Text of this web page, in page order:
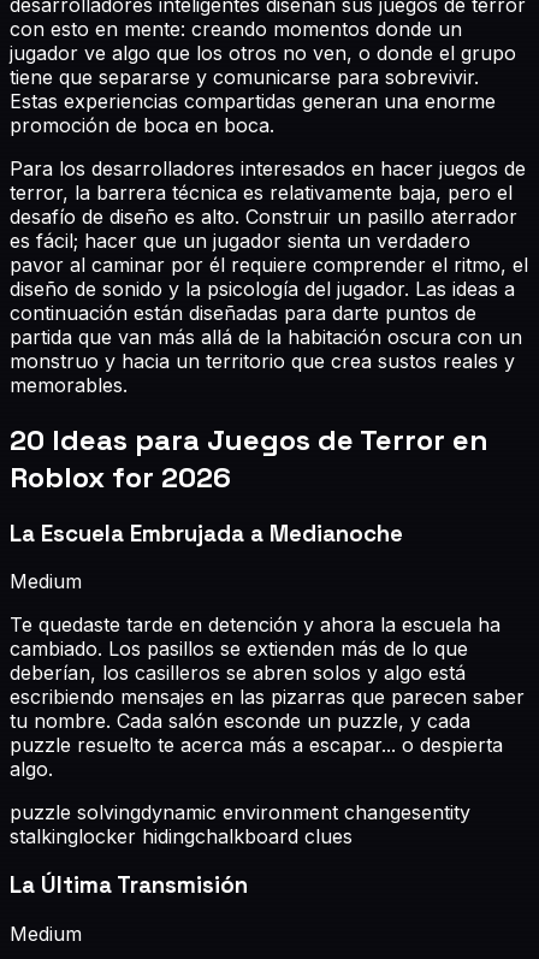
con esto en mente: creando momentos donde un
jugador ve algo que los otros no ven, o donde el grupo
tiene que separarse y comunicarse para sobrevivir.
Estas experiencias compartidas generan una enorme
promoción de boca en boca.
Para los desarrolladores interesados en hacer juegos de
terror, la barrera técnica es relativamente baja, pero el
desafío de diseño es alto. Construir un pasillo aterrador
es fácil; hacer que un jugador sienta un verdadero
pavor al caminar por él requiere comprender el ritmo, el
diseño de sonido y la psicología del jugador. Las ideas a
continuación están diseñadas para darte puntos de
partida que van más allá de la habitación oscura con un
monstruo y hacia un territorio que crea sustos reales y
memorables.
20 Ideas para Juegos de Terror en
Roblox for 2026
La Escuela Embrujada a Medianoche
Medium
Te quedaste tarde en detención y ahora la escuela ha
cambiado. Los pasillos se extienden más de lo que
deberían, los casilleros se abren solos y algo está
escribiendo mensajes en las pizarras que parecen saber
tu nombre. Cada salón esconde un puzzle, y cada
puzzle resuelto te acerca más a escapar... o despierta
algo.
puzzle solvingdynamic environment changesentity
stalkinglocker hidingchalkboard clues
La Última Transmisión
Medium